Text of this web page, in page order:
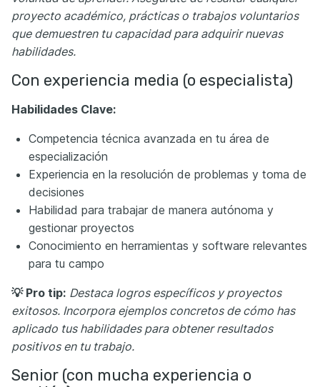
proyecto académico, prácticas o trabajos voluntarios
que demuestren tu capacidad para adquirir nuevas
habilidades.
Con experiencia media (o especialista)
Habilidades Clave:
Competencia técnica avanzada en tu área de
especialización
Experiencia en la resolución de problemas y toma de
decisiones
Habilidad para trabajar de manera autónoma y
gestionar proyectos
Conocimiento en herramientas y software relevantes
para tu campo
💡 Pro tip: Destaca logros específicos y proyectos
exitosos. Incorpora ejemplos concretos de cómo has
aplicado tus habilidades para obtener resultados
positivos en tu trabajo.
Senior (con mucha experiencia o